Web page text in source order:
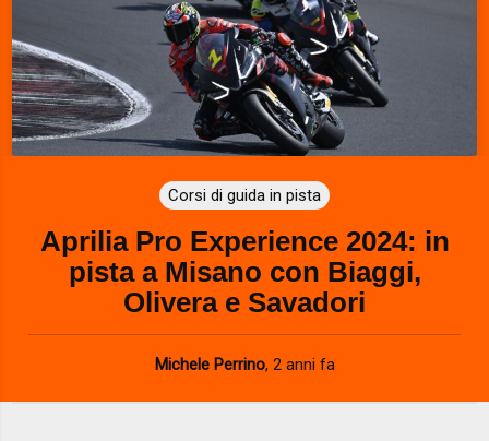
Corsi di guida in pista
Aprilia Pro Experience 2024: in
pista a Misano con Biaggi,
Olivera e Savadori
Michele Perrino, 2 anni fa